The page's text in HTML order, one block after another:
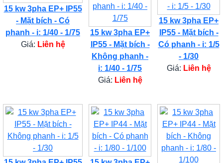
15 kw 3pha EP+ IP55
- Mặt bích - Có
phanh - i: 1/40 - 1/75
Giá: Liên hệ
15 kw 3pha EP+
IP55 - Mặt bích -
Không phanh -
i: 1/40 - 1/75
Giá: Liên hệ
15 kw 3pha EP+
IP55 - Mặt bích -
Có phanh - i: 1/5
- 1/30
Giá: Liên hệ